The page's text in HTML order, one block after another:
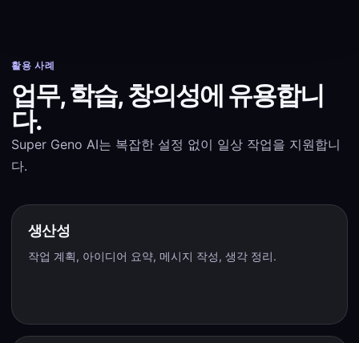
활용 사례
업무, 학습, 창의성에 유용합니
다.
Super Geno AI는 복잡한 설정 없이 일상 작업을 지원합니
다.
생산성
작업 계획, 아이디어 요약, 메시지 작성, 생각 정리.